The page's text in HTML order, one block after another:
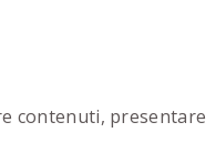
contenuti, presentare